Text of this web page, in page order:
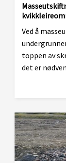
Ved å
toppen av
det er
modulen
prosjekterer
masser.